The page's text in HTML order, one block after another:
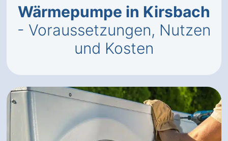
Wärmepumpe in Kirsbach
- Voraussetzungen, Nutzen
und Kosten